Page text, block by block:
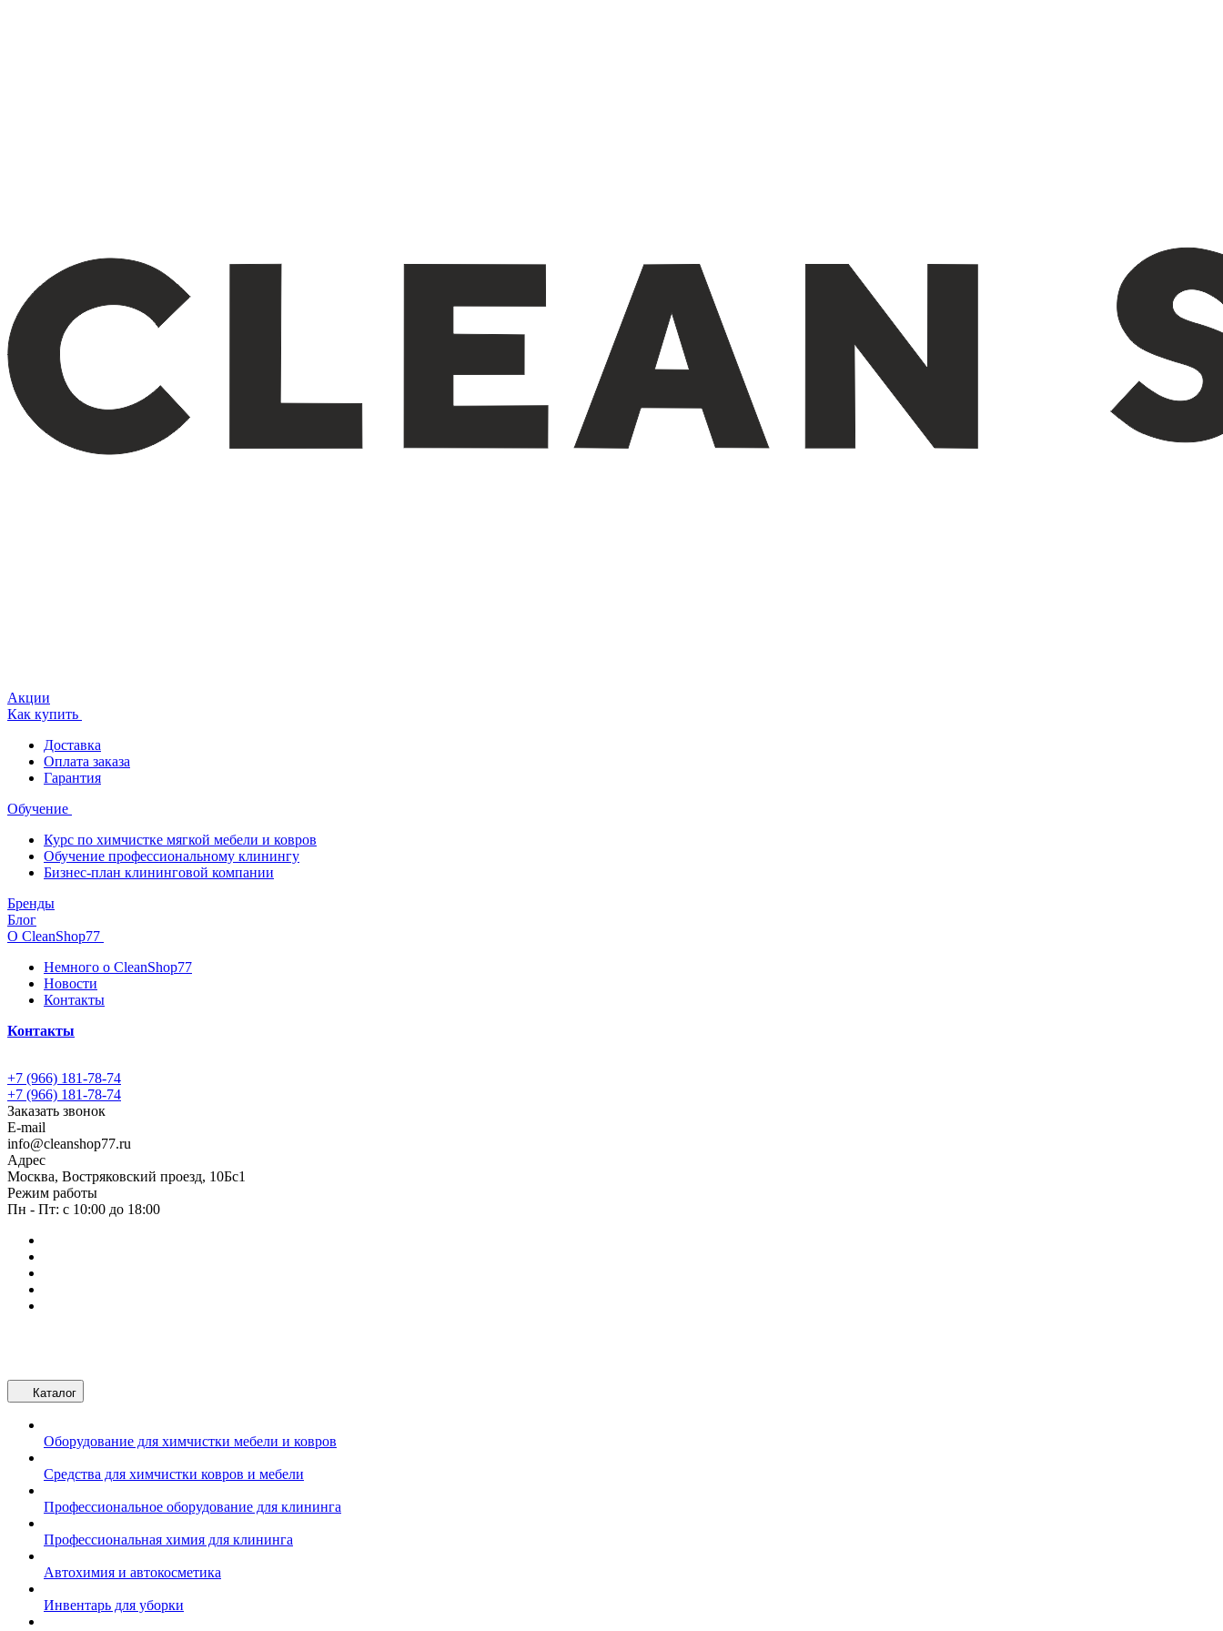
Акции
Как купить
Доставка
Оплата заказа
Гарантия
Обучение
Курс по химчистке мягкой мебели и ковров
Обучение профессиональному клинингу
Бизнес-план клининговой компании
Бренды
Блог
О CleanShop77
Немного о CleanShop77
Новости
Контакты
Контакты
+7 (966) 181-78-74
+7 (966) 181-78-74
Заказать звонок
E-mail
info@cleanshop77.ru
Адрес
Москва, Востряковский проезд, 10Бс1
Режим работы
Пн - Пт: с 10:00 до 18:00
Каталог
Оборудование для химчистки мебели и ковров
Средства для химчистки ковров и мебели
Профессиональное оборудование для клининга
Профессиональная химия для клининга
Автохимия и автокосметика
Инвентарь для уборки